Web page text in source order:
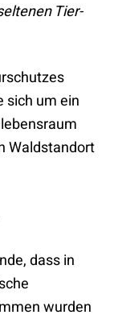
Tier-
sich um ein
Waldstandort
dass in
wurden